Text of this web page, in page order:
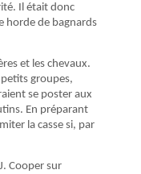
Il était donc
horde de bagnards
et les chevaux.
groupes,
se poster aux
En préparant
la casse si, par
Cooper sur